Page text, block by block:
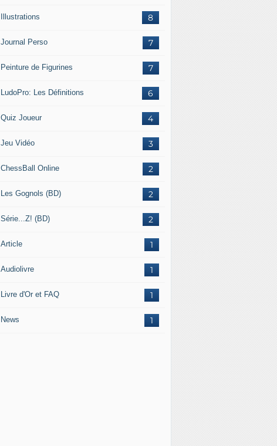
8
Illustrations
7
Journal Perso
7
Peinture de Figurines
6
LudoPro: Les Définitions
4
Quiz Joueur
3
Jeu Vidéo
2
ChessBall Online
2
Les Gognols (BD)
2
Série...Z! (BD)
1
Article
1
Audiolivre
1
Livre d'Or et FAQ
1
News